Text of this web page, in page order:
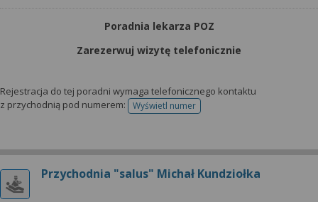
Poradnia lekarza POZ
Zarezerwuj wizytę telefonicznie
Rejestracja do tej poradni wymaga telefonicznego kontaktu
z przychodnią pod numerem:
Wyświetl numertelefonu do rejestracji
Przychodnia "salus" Michał Kundziołka